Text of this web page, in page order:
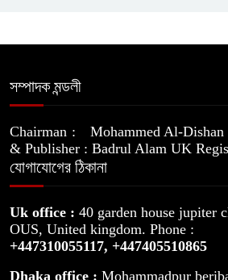
যুক্তরাষ্ট্রকে
সম্পাদক মন্ডলী
Chairman : Mohammed Al-Dishan
& Publisher : Badrul Alam UK
যোগাযোগের ঠিকানা
Uk office : 40 garden house jupiter
OUS, United kingdom. Phone :
+447310055117, +447405510865
Dhaka office : Mohammadpur